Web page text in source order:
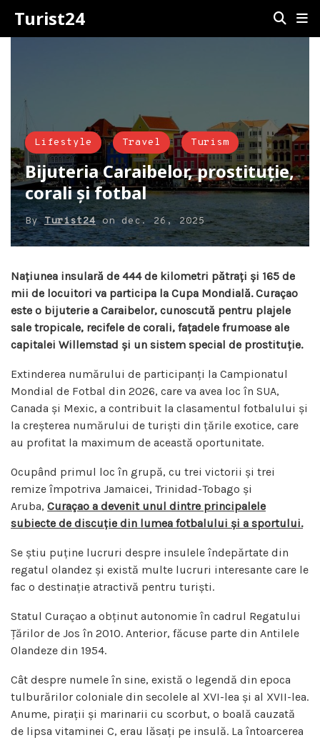
Turist24
Lifestyle Travel Turism
Bijuteria Caraibelor, prostituție,
corali și fotbal
ByTurist24on dec. 26, 2025
Națiunea insulară de 444 de kilometri pătrați și 165 de
mii de locuitori va participa la Cupa Mondială. Curaçao
este o bijuterie a Caraibelor, cunoscută pentru plajele
sale tropicale, recifele de corali, fațadele frumoase ale
capitalei Willemstad și un sistem special de prostituție.
Extinderea numărului de participanți la Campionatul
Mondial de Fotbal din 2026, care va avea loc în SUA,
Canada și Mexic, a contribuit la clasamentul fotbalului și
la creșterea numărului de turiști din țările exotice, care
au profitat la maximum de această oportunitate.
Ocupând primul loc în grupă, cu trei victorii și trei
remize împotriva Jamaicei, Trinidad-Tobago și
Aruba, Curaçao a devenit unul dintre principalele
subiecte de discuție din lumea fotbalului și a sportului.
Se știu puține lucruri despre insulele îndepărtate din
regatul olandez și există multe lucruri interesante care le
fac o destinație atractivă pentru turiști.
Statul Curaçao a obținut autonomie în cadrul Regatului
Țărilor de Jos în 2010. Anterior, făcuse parte din Antilele
Olandeze din 1954.
Cât despre numele în sine, există o legendă din epoca
tulburărilor coloniale din secolele al XVI-lea și al XVII-lea.
Anume, pirații și marinarii cu scorbut, o boală cauzată
de lipsa vitaminei C, erau lăsați pe insulă. La întoarcerea